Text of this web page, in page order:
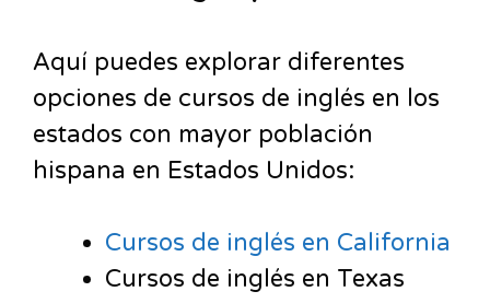
Aquí puedes explorar diferentes
opciones de cursos de inglés en los
estados con mayor población
hispana en Estados Unidos:
Cursos de inglés en California
Cursos de inglés en Texas